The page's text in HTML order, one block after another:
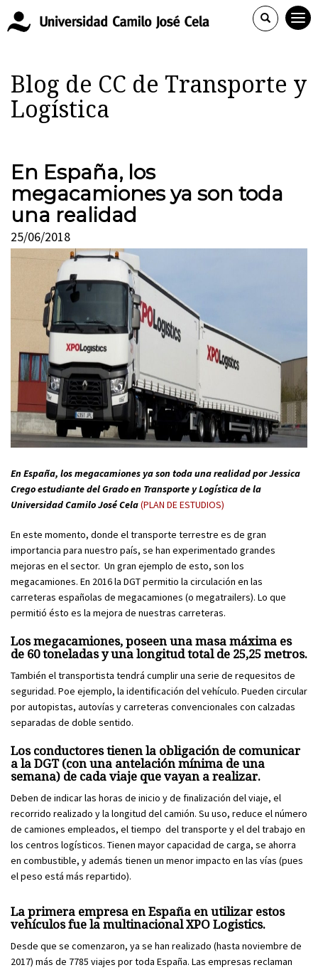
Blog de CC de Transporte y
Logística
En España, los
megacamiones ya son toda
una realidad
25/06/2018
En España, los megacamiones ya son toda una realidad por Jessica
Crego estudiante del Grado en Transporte y Logística de la
Universidad Camilo José Cela(PLAN DE ESTUDIOS)
En este momento, donde el transporte terrestre es de gran
importancia para nuestro país, se han experimentado grandes
mejoras en el sector. Un gran ejemplo de esto, son los
megacamiones. En 2016 la DGT permitio la circulación en las
carreteras españolas de megacamiones (o megatrailers). Lo que
permitió ésto es la mejora de nuestras carreteras.
Los megacamiones, poseen una masa máxima es
de 60 toneladas y una longitud total de 25,25 metros.
También el transportista tendrá cumplir una serie de requesitos de
seguridad. Poe ejemplo, la identificación del vehículo. Pueden circular
por autopistas, autovías y carreteras convencionales con calzadas
separadas de doble sentido.
Los conductores tienen la obligación de comunicar
a la DGT (con una antelación mínima de una
semana) de cada viaje que vayan a realizar.
Deben de indicar las horas de inicio y de finalización del viaje, el
recorrido realizado y la longitud del camión. Su uso, reduce el número
de camiones empleados, el tiempo del transporte y el del trabajo en
los centros logísticos. Tienen mayor capacidad de carga, se ahorra
en combustible, y además tienen un menor impacto en las vías (pues
el peso está más repartido).
La primera empresa en España en utilizar estos
vehículos fue la multinacional XPO Logistics.
Desde que se comenzaron, ya se han realizado (hasta noviembre de
2017) más de 7785 viajes por toda España. Las empresas reclaman